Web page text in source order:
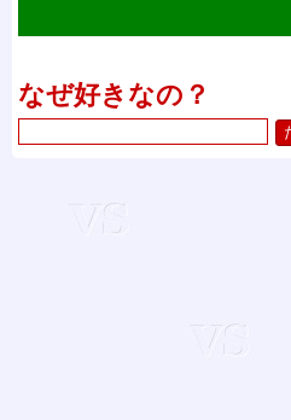
なぜ好きなの？